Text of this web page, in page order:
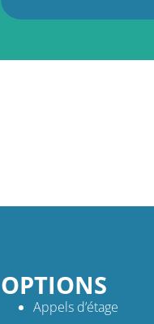
OPTIONS
Appels d’étage